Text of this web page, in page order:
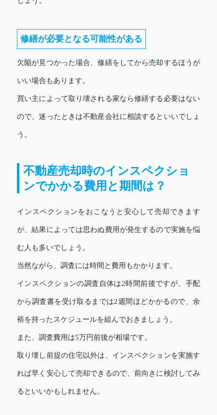
修繕が必要となる可能性がある
欠陥が見つかった場合、修繕をしてから売却するほうが
いい場合もあります。
買い主によって取り壊される家なら修繕する必要はない
ので、迷ったときは不動産会社に相談するといいでしょ
う。
不動産売却時のインスペクショ
ンでかかる費用と期間は？
インスペクションをおこなうと安心して売却できます
が、結果によっては思わぬ費用が発生するので実施を悩
む人も多いでしょう。
当然ながら、調査には時間と費用もかかります。
インスペクションの調査自体は2時間前後ですが、手配
から調査書を受け取るまでは2週間ほどかかるので、余
裕を持ったスケジュールを組んでおきましょう。
また、調査費用は5万円前後が相場です。
取り壊し前提の住宅以外は、インスペクションを実施す
れば早く安心して売却できるので、前向きに検討してみ
るといいかもしれません。